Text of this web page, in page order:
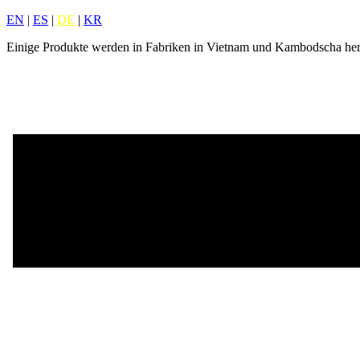
EN | ES | DE | KR
Einige Produkte werden in Fabriken in Vietnam und Kambodscha